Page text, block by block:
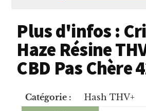
Plus d'infos :
Haze Résine
CBD Pas Chère
Catégorie :
Hash THV+